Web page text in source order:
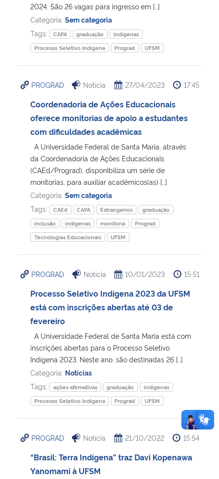
2024. São 26 vagas para ingresso em […]
Categoria: Sem categoria
Tags:
CAPA graduação
indígenas
Processo Seletivo Indígena
Prograd UFSM
PROGRAD Notícia 27/04/2023 17:45
Coordenadoria de Ações Educacionais
oferece monitorias de apoio a estudantes
com dificuldades acadêmicas
A Universidade Federal de Santa Maria, através
da Coordenadoria de Ações Educacionais
(CAEd/Prograd), disponibiliza um série de
monitorias, para auxiliar acadêmicos(as) […]
Categoria: Sem categoria
Tags:
CAEd CAPA Estrangeiros
graduação
inclusão
indígenas monitoria
Prograd
Tecnologias Educacionais
UFSM
PROGRAD Notícia 10/01/2023 15:51
Processo Seletivo Indígena 2023 da UFSM
está com inscrições abertas até 03 de
fevereiro
A Universidade Federal de Santa Maria está com
inscrições abertas para o Processo Seletivo
Indígena 2023. Neste ano, são destinadas 26 […]
Categoria: Notícias
Tags:
ações afirmativas graduação
indígenas
Processo Seletivo Indígena
Prograd UFSM
PROGRAD Notícia 21/10/2022 15:54
“Brasil: Terra Indígena” traz Davi Kopenawa
Yanomami à UFSM